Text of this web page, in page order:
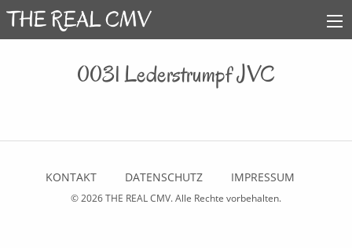
0031 Lederstrumpf JVC
KONTAKT DATENSCHUTZ IMPRESSUM
© 2026THE REAL CMV. Alle Rechte vorbehalten.